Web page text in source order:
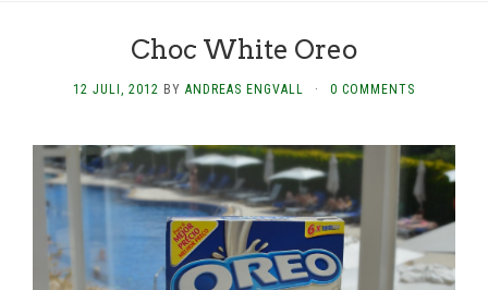
Choc White Oreo
12 JULI, 2012 BY ANDREAS ENGVALL · 0 COMMENTS